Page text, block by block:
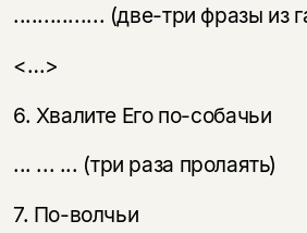
............... (две-три фразы из
<…>
6. Хвалите Его по-собачьи
... ... ... (три раза пролаять)
7. По-волчьи